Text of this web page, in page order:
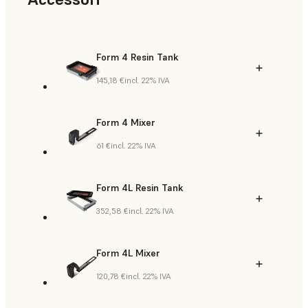
Form 4 Resin Tank
145,18 €incl. 22% IVA
Form 4 Mixer
61 €incl. 22% IVA
Form 4L Resin Tank
352,58 €incl. 22% IVA
Form 4L Mixer
120,78 €incl. 22% IVA